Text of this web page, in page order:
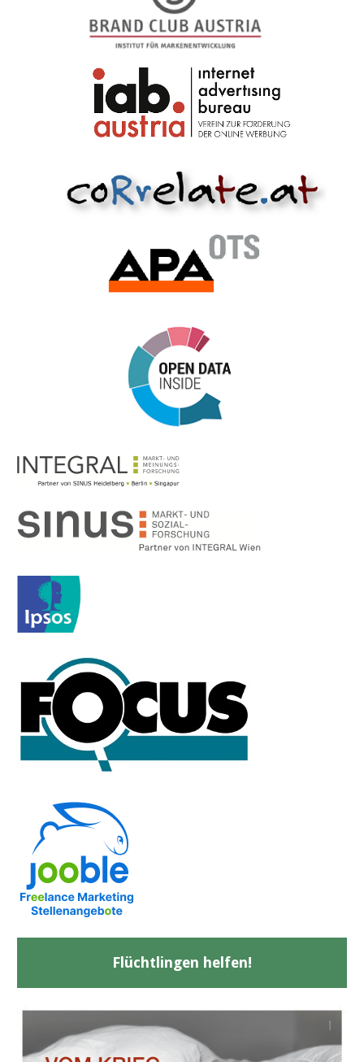
Flüchtlingen helfen!